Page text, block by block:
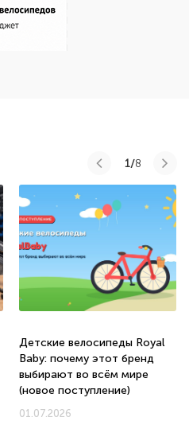
Детские велосипеды Royal
Baby: почему этот бренд
выбирают во всём мире
(новое поступление)
01.07.2026
1/8